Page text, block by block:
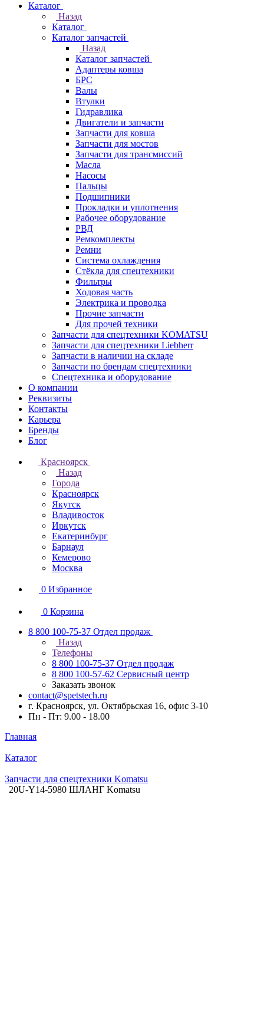
Каталог
Назад
Каталог
Каталог запчастей
Назад
Каталог запчастей
Адаптеры ковша
БРС
Валы
Втулки
Гидравлика
Двигатели и запчасти
Запчасти для ковша
Запчасти для мостов
Запчасти для трансмиссий
Масла
Насосы
Пальцы
Подшипники
Прокладки и уплотнения
Рабочее оборудование
РВД
Ремкомплекты
Ремни
Система охлаждения
Стёкла для спецтехники
Фильтры
Ходовая часть
Электрика и проводка
Прочие запчасти
Для прочей техники
Запчасти для спецтехники KOMATSU
Запчасти для спецтехники Liebherr
Запчасти в наличии на складе
Запчасти по брендам спецтехники
Спецтехника и оборудование
О компании
Реквизиты
Контакты
Карьера
Бренды
Блог
Красноярск
Назад
Города
Красноярск
Якутск
Владивосток
Иркутск
Екатеринбург
Барнаул
Кемерово
Москва
0 Избранное
0 Корзина
8 800 100-75-37 Отдел продаж
Назад
Телефоны
8 800 100-75-37 Отдел продаж
8 800 100-57-62 Сервисный центр
Заказать звонок
contact@spetstech.ru
г. Красноярск, ул. Октябрьская 16, офис 3-10
Пн - Пт: 9.00 - 18.00
Главная
Каталог
Запчасти для спецтехники Komatsu
20U-Y14-5980 ШЛАНГ Komatsu